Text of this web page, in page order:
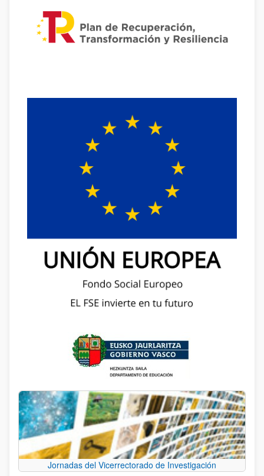
Jornadas del Vicerrectorado de Investigación